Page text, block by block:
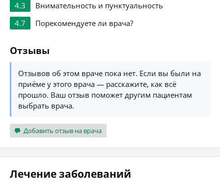
4.3
Внимательность и пунктуальность
4.7
Порекомендуете ли врача?
Отзывы
Отзывов об этом враче пока нет. Если вы были на
приёме у этого врача — расскажите, как всё
прошло. Ваш отзыв поможет другим пациентам
выбрать врача.
Добавить отзыв на врача
Лечение заболеваний